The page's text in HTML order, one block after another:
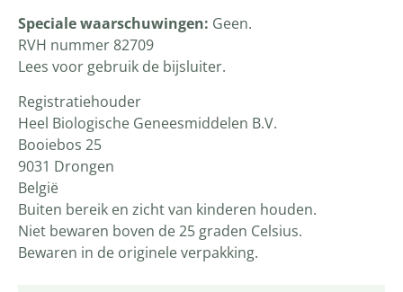
Speciale waarschuwingen: Geen.
RVH nummer 82709
Lees voor gebruik de bijsluiter.
Registratiehouder
Heel Biologische Geneesmiddelen B.V.
Booiebos 25
9031 Drongen
België
Buiten bereik en zicht van kinderen houden.
Niet bewaren boven de 25 graden Celsius.
Bewaren in de originele verpakking.